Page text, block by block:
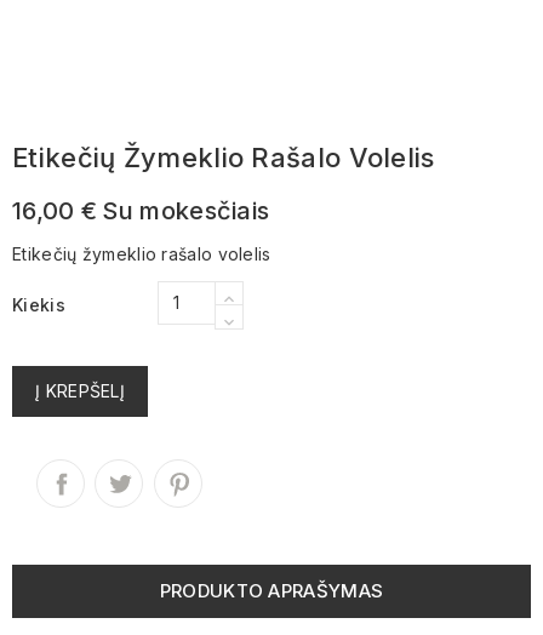
Etikečių Žymeklio Rašalo Volelis
16,00 € Su mokesčiais
Etikečių žymeklio rašalo volelis
Kiekis
Į KREPŠELĮ
PRODUKTO APRAŠYMAS